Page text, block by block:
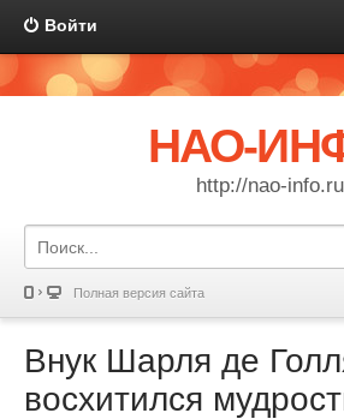
Войти
НАО-
http://nao-info.ru
Полная версия сайта
Внук Шарля де
восхитился